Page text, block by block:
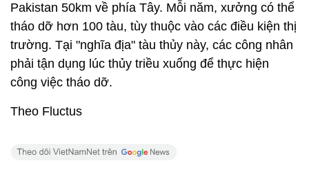
Pakistan 50km về phía Tây. Mỗi năm, xưởng có thể
tháo dỡ hơn 100 tàu, tùy thuộc vào các điều kiện thị
trường. Tại "nghĩa địa" tàu thủy này, các công nhân
phải tận dụng lúc thủy triều xuống để thực hiện
công việc tháo dỡ.
Theo Fluctus